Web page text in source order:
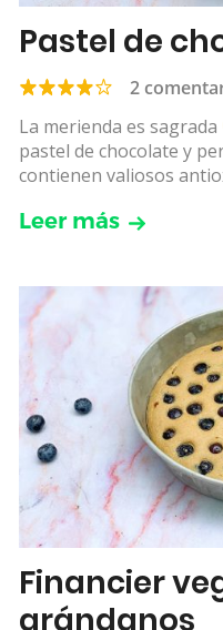
Pastel de
2
La merienda es sagrada
pastel de chocolate y
contienen valiosos
Leer más
Financier
arándanos